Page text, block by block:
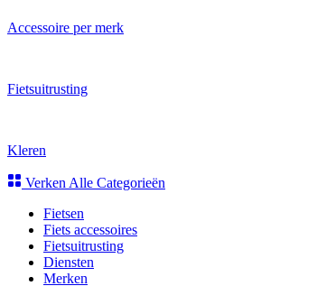
Accessoire per merk
Fietsuitrusting
Kleren
Verken Alle Categorieën
Fietsen
Fiets accessoires
Fietsuitrusting
Diensten
Merken